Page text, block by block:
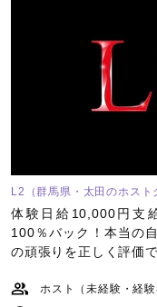
L2（群馬県・太田のホスト
体験日給10,000円支
100％バック！本当の
の頑張りを正しく評価
ホスト（未経験・経験